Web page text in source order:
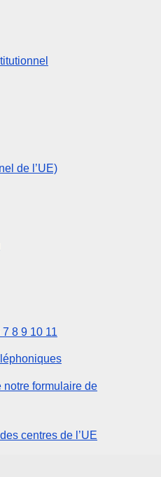
de l’UE)
8 9 10 11
notre formulaire de
centres de l’UE